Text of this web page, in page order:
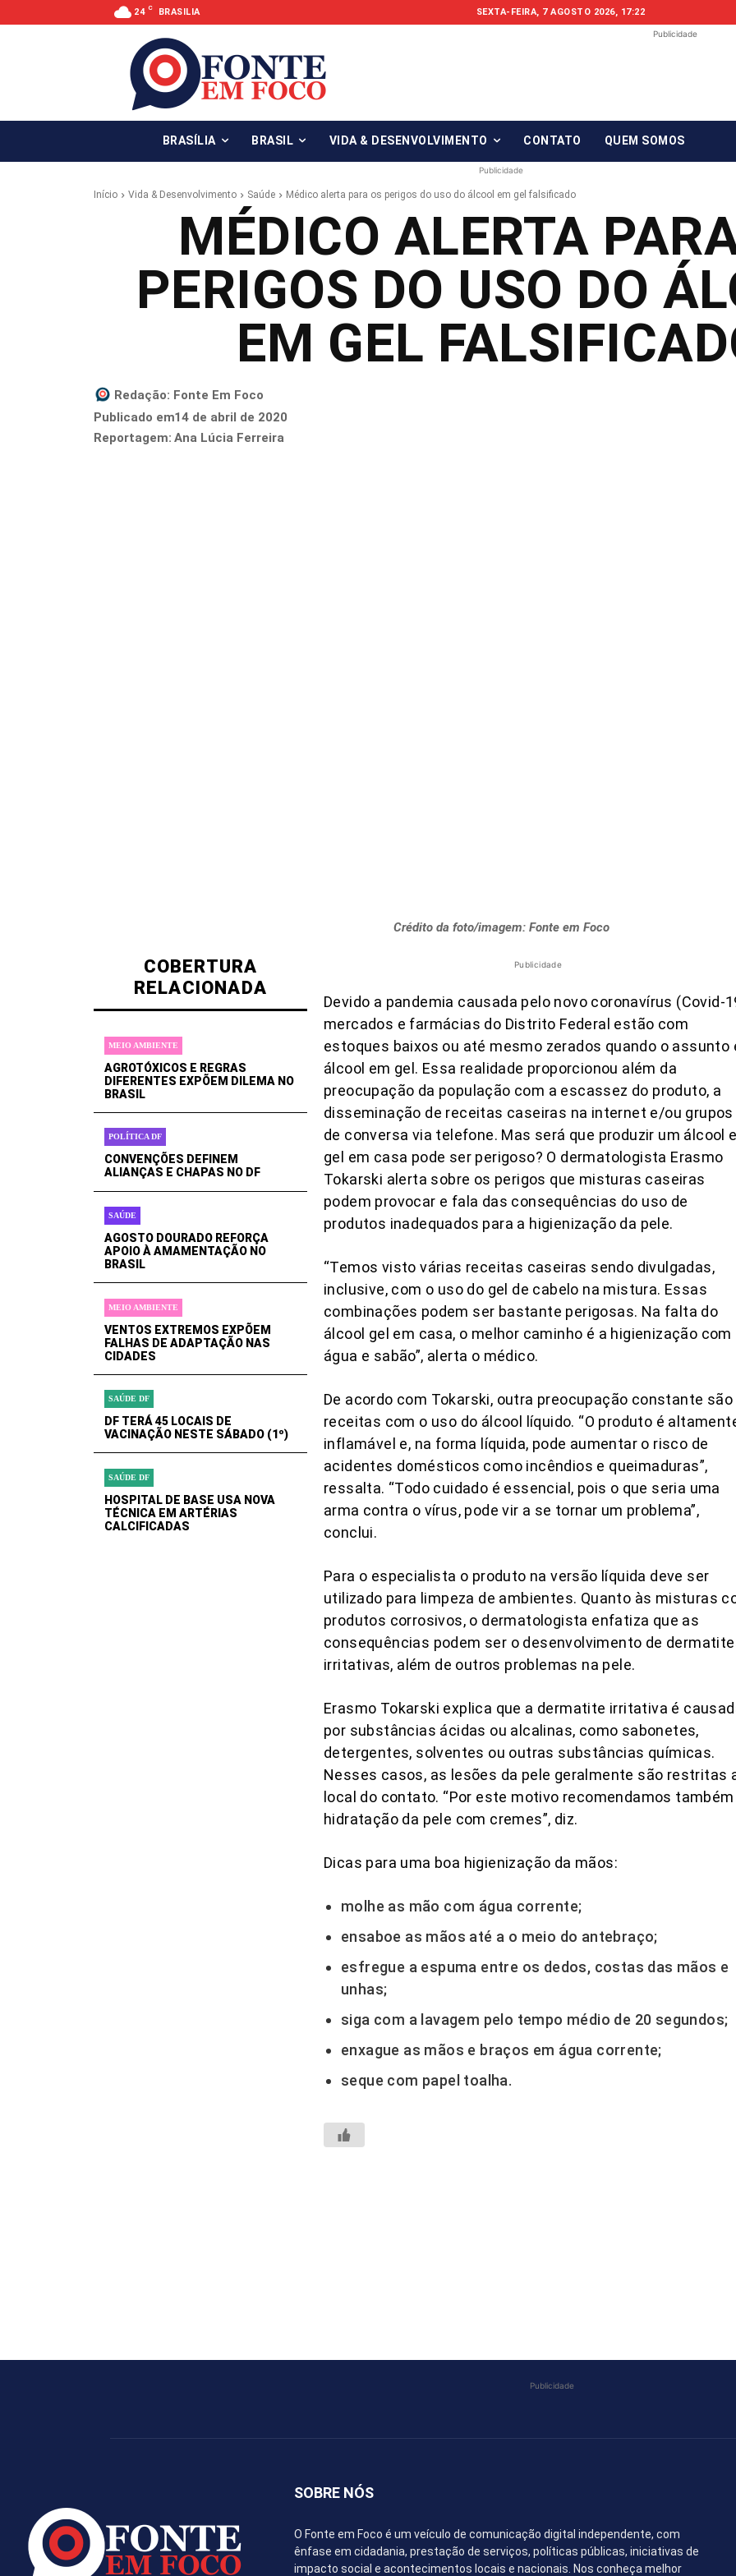
24 C BRASILIA SEXTA-FEIRA, 7 AGOSTO 2026, 17:22
Publicidade
BRASÍLIA BRASIL VIDA & DESENVOLVIMENTO CONTATO QUEM SOMOS
Publicidade
Início Vida & Desenvolvimento Saúde Médico alerta para os perigos do uso do álcool em gel falsificado
MÉDICO ALERTA
PERIGOS DO USO DO
EM GEL
Redação: Fonte Em Foco
Publicado em14 de abril de 2020
Reportagem: Ana Lúcia Ferreira
Crédito da foto/imagem: Fonte em Foco
COBERTURA
RELACIONADA
MEIO AMBIENTE
AGROTÓXICOS E REGRAS
DIFERENTES EXPÕEM DILEMA NO
BRASIL
POLÍTICA DF
CONVENÇÕES DEFINEM
ALIANÇAS E CHAPAS NO DF
SAÚDE
AGOSTO DOURADO REFORÇA
APOIO À AMAMENTAÇÃO NO
BRASIL
MEIO AMBIENTE
VENTOS EXTREMOS EXPÕEM
FALHAS DE ADAPTAÇÃO NAS
CIDADES
SAÚDE DF
DF TERÁ 45 LOCAIS DE
VACINAÇÃO NESTE SÁBADO (1º)
SAÚDE DF
HOSPITAL DE BASE USA NOVA
TÉCNICA EM ARTÉRIAS
CALCIFICADAS
Publicidade
Devido a pandemia causada pelo novo coronavírus (Covid-
mercados e farmácias do Distrito Federal estão com
estoques baixos ou até mesmo zerados quando o assunto
álcool em gel. Essa realidade proporcionou além da
preocupação da população com a escassez do produto, a
disseminação de receitas caseiras na internet e/ou grupos
de conversa via telefone. Mas será que produzir um álcool
gel em casa pode ser perigoso? O dermatologista Erasmo
Tokarski alerta sobre os perigos que misturas caseiras
podem provocar e fala das consequências do uso de
produtos inadequados para a higienização da pele.
“Temos visto várias receitas caseiras sendo divulgadas,
inclusive, com o uso do gel de cabelo na mistura. Essas
combinações podem ser bastante perigosas. Na falta do
álcool gel em casa, o melhor caminho é a higienização com
água e sabão”, alerta o médico.
De acordo com Tokarski, outra preocupação constante são
receitas com o uso do álcool líquido. “O produto é
inflamável e, na forma líquida, pode aumentar o risco de
acidentes domésticos como incêndios e queimaduras”,
ressalta. “Todo cuidado é essencial, pois o que seria uma
arma contra o vírus, pode vir a se tornar um problema”,
conclui.
Para o especialista o produto na versão líquida deve ser
utilizado para limpeza de ambientes. Quanto às misturas
produtos corrosivos, o dermatologista enfatiza que as
consequências podem ser o desenvolvimento de
irritativas, além de outros problemas na pele.
Erasmo Tokarski explica que a dermatite irritativa é
por substâncias ácidas ou alcalinas, como sabonetes,
detergentes, solventes ou outras substâncias químicas.
Nesses casos, as lesões da pele geralmente são restritas
local do contato. “Por este motivo recomendamos também
hidratação da pele com cremes”, diz.
Dicas para uma boa higienização da mãos:
molhe as mão com água corrente;
ensaboe as mãos até a o meio do antebraço;
esfregue a espuma entre os dedos, costas das mãos e
unhas;
siga com a lavagem pelo tempo médio de 20 segundos;
enxague as mãos e braços em água corrente;
seque com papel toalha.
Publicidade
SOBRE NÓS
O Fonte em Foco é um veículo de comunicação digital independente, com
ênfase em cidadania, prestação de serviços, políticas públicas, iniciativas de
impacto social e acontecimentos locais e nacionais. Nos conheça melhor